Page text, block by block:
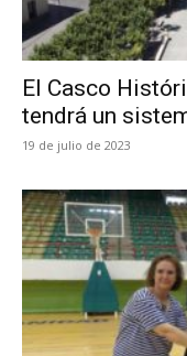
El Casco
tendrá un
19 de julio de 2023